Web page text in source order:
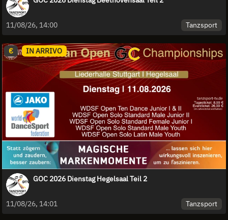
11/08/26, 14:00 Tanzsport
€ IN ARRIVO
GOC 2026 Dienstag Hegelsaal Teil 2
11/08/26, 14:01 Tanzsport